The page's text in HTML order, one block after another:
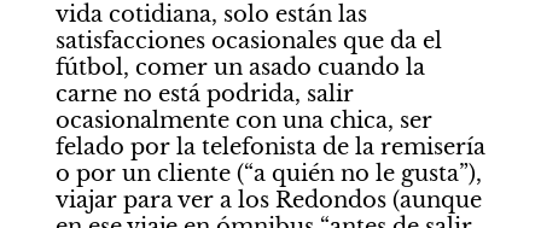
vida cotidiana, solo están las
satisfacciones ocasionales que da el
fútbol, comer un asado cuando la
carne no está podrida, salir
ocasionalmente con una chica, ser
felado por la telefonista de la remisería
o por un cliente (“a quién no le gusta”),
viajar para ver a los Redondos (aunque